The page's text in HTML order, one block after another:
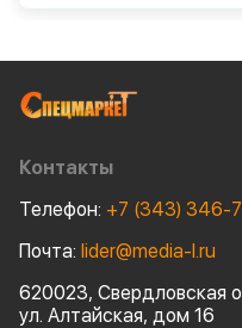
Контакты
Телефон: +7 (343) 346-
Почта: lider@media-l.ru
620023, Свердловская
ул. Алтайская, дом 16